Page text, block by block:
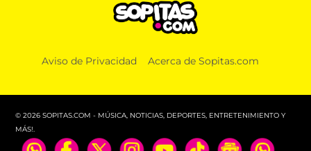
Aviso de Privacidad Acerca de Sopitas.com
© 2026 SOPITAS.COM - MÚSICA, NOTICIAS, DEPORTES, ENTRETENIMIENTO Y
MÁS!.